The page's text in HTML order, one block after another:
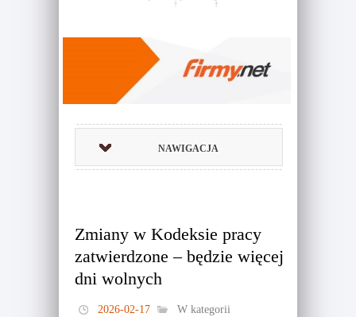
NAWIGACJA
Zmiany w Kodeksie pracy
zatwierdzone – będzie więcej
dni wolnych
2026-02-17
W kategorii